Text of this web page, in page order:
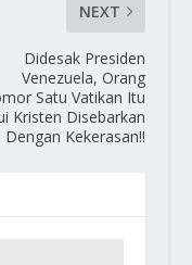
NEXT
Didesak Presiden
Venezuela, Orang
Satu Vatikan Itu
Kristen Disebarkan
Dengan Kekerasan!!